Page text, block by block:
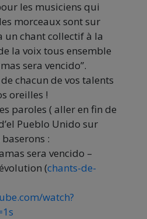
les musiciens qui
morceaux sont sur
chant collectif à la
la voix tous ensemble
sera vencido”.
chacun de vos talents
oreilles !
paroles ( aller en fin de
Pueblo Unido sur
:
sera vencido –
(chants-de-
watch?